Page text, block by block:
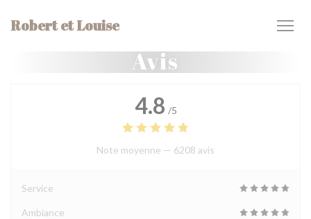
Robert et Louise
Avis
4.8 /5
Note moyenne — 6208 avis
Service
Ambiance